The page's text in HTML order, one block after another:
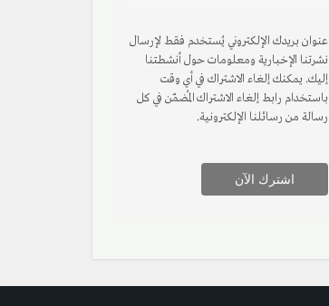
عنوان بريدك الإلكتروني يُستخدم فقط لإرسال
نشرتنا الإخبارية ومعلومات حول أنشطتنا
إليك. يمكنك إلغاء الاشتراك في أي وقت
باستخدام رابط إلغاء الاشتراك المُضمّن في كل
رسالة من رسائلنا الإلكترونية.